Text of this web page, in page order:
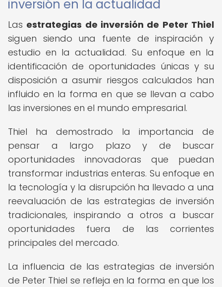
inversión en la actualidad
Las estrategias de inversión de Peter Thiel
siguen siendo una fuente de inspiración y
estudio en la actualidad. Su enfoque en la
identificación de oportunidades únicas y su
disposición a asumir riesgos calculados han
influido en la forma en que se llevan a cabo
las inversiones en el mundo empresarial.
Thiel ha demostrado la importancia de
pensar a largo plazo y de buscar
oportunidades innovadoras que puedan
transformar industrias enteras. Su enfoque en
la tecnología y la disrupción ha llevado a una
reevaluación de las estrategias de inversión
tradicionales, inspirando a otros a buscar
oportunidades fuera de las corrientes
principales del mercado.
La influencia de las estrategias de inversión
de Peter Thiel se refleja en la forma en que los